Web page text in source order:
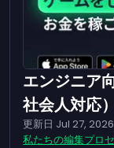
エンジニア
社会人対応）
更新日 Jul 27, 2026
私たちの編集プロ